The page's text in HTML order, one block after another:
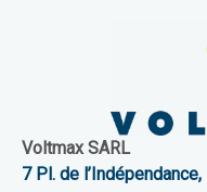
Voltmax SARL
7 Pl. de l’Indépendance,